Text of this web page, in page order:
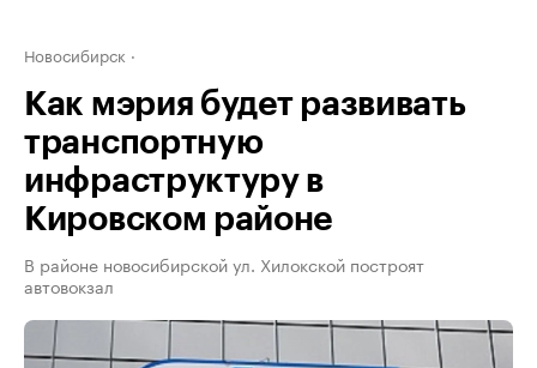
Новосибирск
Как мэрия будет развивать
транспортную
инфраструктуру в
Кировском районе
В районе новосибирской ул. Хилокской построят
автовокзал